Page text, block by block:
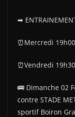
➡
⏰Mercredi
⏰Vendredi
🚌 Dimanche 02
contre STADE
sportif Boiron